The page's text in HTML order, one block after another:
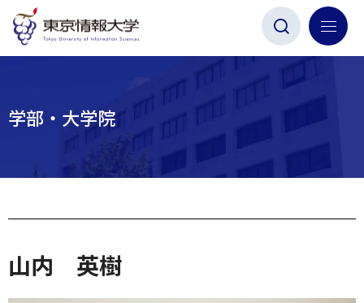
ー
ナ
シ
ン
へ
カ
ビ
ョ
へ
タ
学部・大学院
山内 英樹